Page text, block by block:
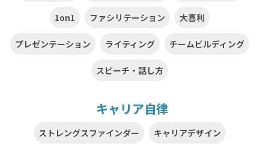
1on1 ファシリテーション 大喜利
プレゼンテーション ライティング チームビルディング
スピーチ・話し方
キャリア自律
ストレングスファインダー キャリアデザイン